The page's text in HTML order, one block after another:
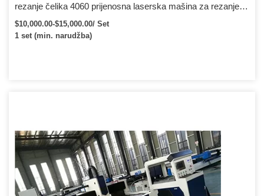
rezanje čelika 4060 prijenosna laserska mašina za rezanje
metala
$10,000.00-$15,000.00/ Set
1 set (min. narudžba)